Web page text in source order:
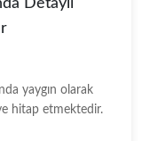
Detaylı
yaygın olarak
hitap etmektedir.